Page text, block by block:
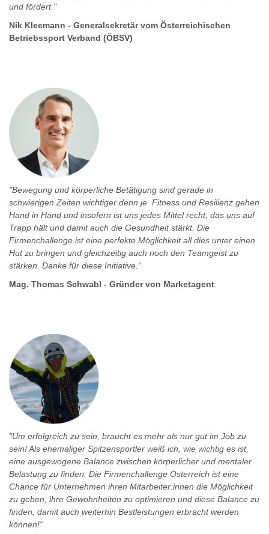
und fördert."
Nik Kleemann - Generalsekretär vom Österreichischen
Betriebssport Verband (ÖBSV)
"Bewegung und körperliche Betätigung sind gerade in
schwierigen Zeiten wichtiger denn je. Fitness und Resilienz gehen
Hand in Hand und insofern ist uns jedes Mittel recht, das uns auf
Trapp hält und damit auch die Gesundheit stärkt. Die
Firmenchallenge ist eine perfekte Möglichkeit all dies unter einen
Hut zu bringen und gleichzeitig auch noch den Teamgeist zu
stärken. Danke für diese Initiative.“
Mag. Thomas Schwabl - Gründer von Marketagent
"Um erfolgreich zu sein, braucht es mehr als nur gut im Job zu
sein! Als ehemaliger Spitzensportler weiß ich, wie wichtig es ist,
eine ausgewogene Balance zwischen körperlicher und mentaler
Belastung zu finden. Die Firmenchallenge Österreich ist eine
Chance für Unternehmen ihren Mitarbeiter:innen die Möglichkeit
zu geben, ihre Gewohnheiten zu optimieren und diese Balance zu
finden, damit auch weiterhin Bestleistungen erbracht werden
können!“